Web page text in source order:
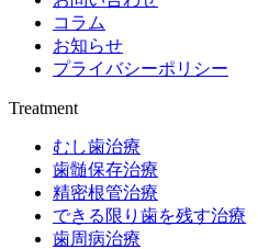
コラム
お知らせ
プライバシーポリシー
Treatment
むし歯治療
歯髄保存治療
精密根管治療
できる限り歯を残す治療
歯周病治療